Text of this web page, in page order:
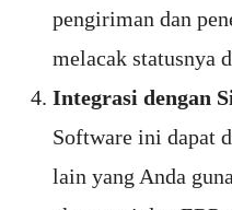
pengiriman dan
melacak statusnya
Integrasi dengan
Software ini dapat
lain yang Anda